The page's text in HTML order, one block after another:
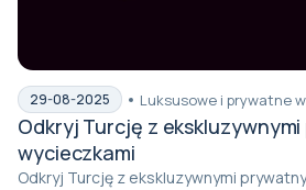
29-08-2025 Luksusowe i prywatne
Odkryj Turcję z
wycieczkami
Odkryj Turcję z ekskluzywnymi